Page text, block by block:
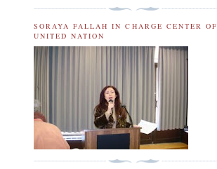
SORAYA FALLAH IN CHARGE CENTER OF
UNITED NATION